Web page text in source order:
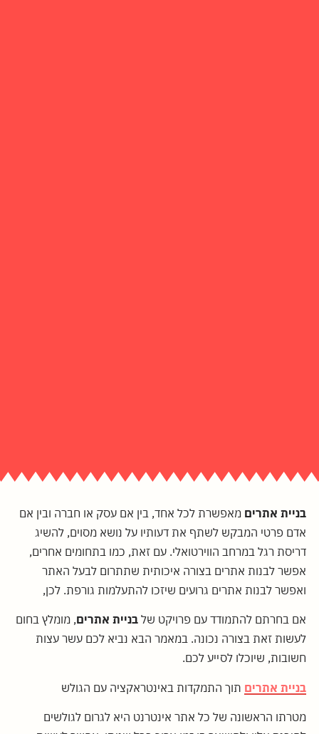
בניית אתרים מאפשרת לכל אחד, בין אם עסק או חברה ובין אם
אדם פרטי המבקש לשתף את דעותיו על נושא מסוים, להשיג
דריסת רגל במרחב הווירטואלי. עם זאת, כמו בתחומים אחרים,
אפשר לבנות אתרים בצורה איכותית שתתרום לבעל האתר
ואפשר לבנות אתרים גרועים שיזכו להתעלמות גורפת. לכן,
אם בחרתם להתמודד עם פרויקט של בניית אתרים, מומלץ בחום
לעשות זאת בצורה נכונה. במאמר הבא נביא לכם עשר עצות
חשובות, שיוכלו לסייע לכם.
בניית אתרים תוך התמקדות באינטראקציה עם הגולש
מטרתו הראשונה של כל אתר אינטרנט היא לגרום לגולשים